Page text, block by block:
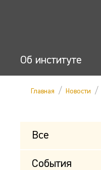
Об институте
Главная / Новости /
Все
События